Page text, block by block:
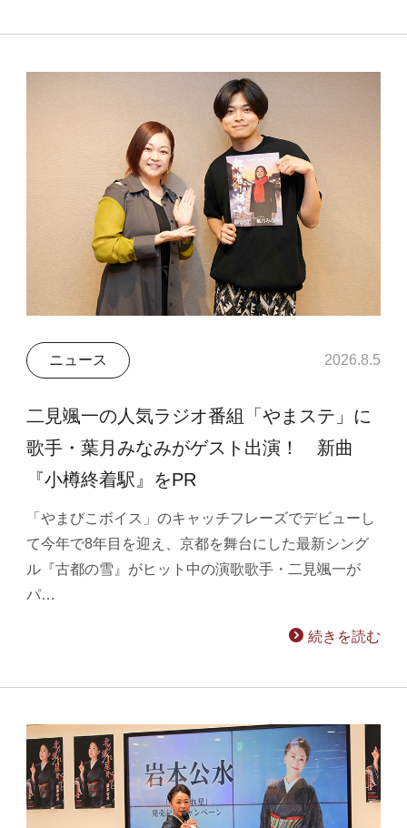
ニュース 2026.8.5
二見颯一の人気ラジオ番組「やまステ」に
歌手・葉月みなみがゲスト出演！ 新曲
『小樽終着駅』をPR
「やまびこボイス」のキャッチフレーズでデビューし
て今年で8年目を迎え、京都を舞台にした最新シング
ル『古都の雪』がヒット中の演歌歌手・二見颯一が
パ…
続きを読む